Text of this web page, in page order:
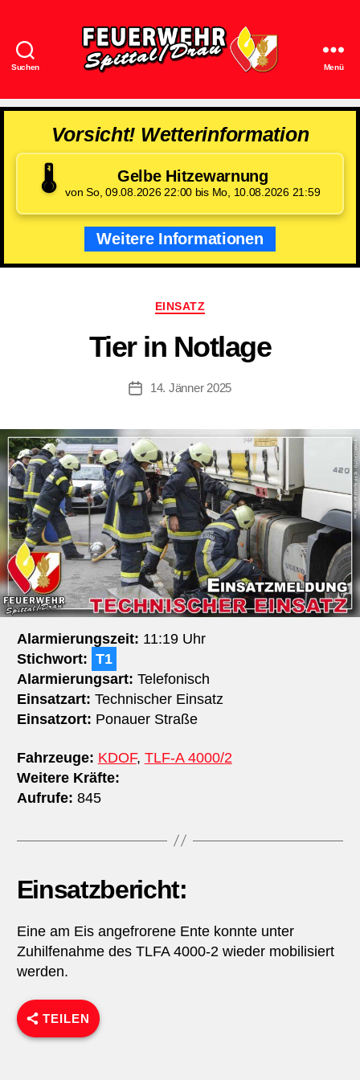
Suchen
Spittal/Drau
Menü
Vorsicht! Wetterinformation
🌡️ Gelbe Hitzewarnung
von So, 09.08.2026 22:00 bis Mo, 10.08.2026 21:59
Weitere Informationen
Kategorien
EINSATZ
Tier in Notlage
Beitragsdatum
14. Jänner 2025
Alarmierungszeit: 11:19 Uhr
Stichwort: T1
Alarmierungsart: Telefonisch
Einsatzart: Technischer Einsatz
Einsatzort: Ponauer Straße
Fahrzeuge: KDOF, TLF-A 4000/2
Weitere Kräfte:
Aufrufe: 845
Einsatzbericht:
Eine am Eis angefrorene Ente konnte unter
Zuhilfenahme des TLFA 4000-2 wieder mobilisiert
werden.
TEILEN